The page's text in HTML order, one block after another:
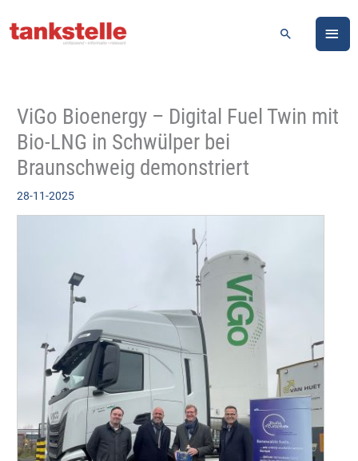
Inhalt
Suchen
ViGo Bioenergy – Digital Fuel Twin mit
Bio-LNG in Schwülper bei
Braunschweig demonstriert
28-11-2025